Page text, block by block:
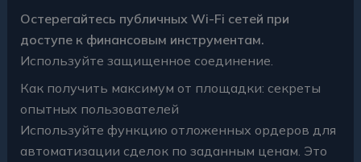
Остерегайтесь публичных Wi-Fi сетей при
доступе к финансовым инструментам.
Используйте защищенное соединение.
Как получить максимум от площадки: секреты
опытных пользователей
Используйте функцию отложенных ордеров для
автоматизации сделок по заданным ценам. Это